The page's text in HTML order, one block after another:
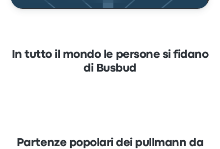
In tutto il mondo le persone si fidano
di Busbud
Partenze popolari dei pullmann da